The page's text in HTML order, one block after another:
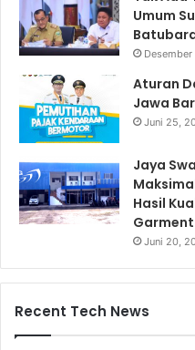
Umum
Aturan
Jawa
Juni 25,
Jaya
Hasil
Garment
Juni 20,
Recent Tech News